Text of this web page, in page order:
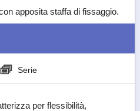
apposita staffa di fissaggio.
Serie
per flessibilità,